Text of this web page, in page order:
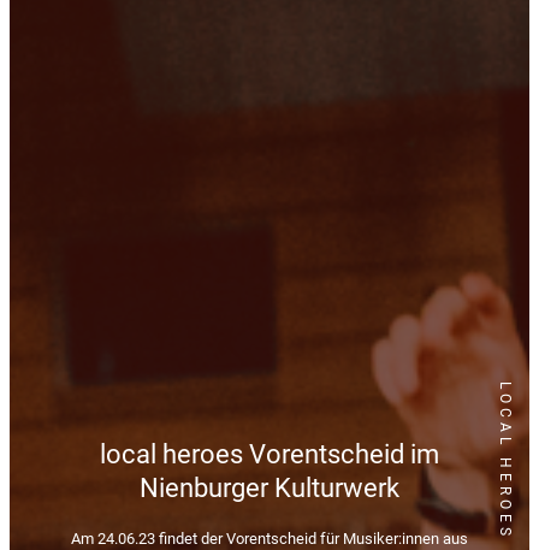
LOCAL HEROES
local heroes Vorentscheid im
Nienburger Kulturwerk
Am 24.06.23 findet der Vorentscheid für Musiker:innen aus